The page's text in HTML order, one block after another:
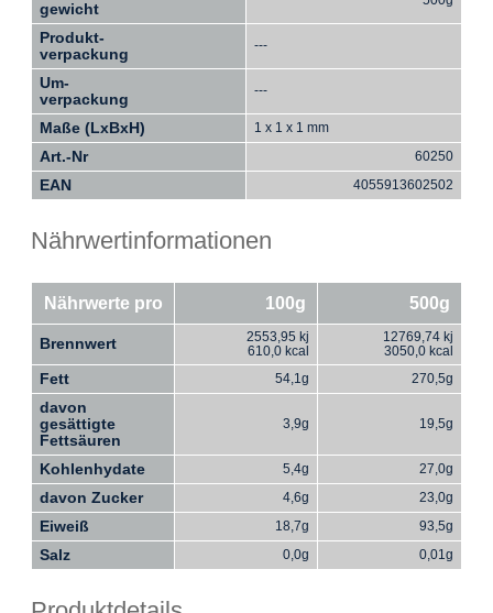
gewicht
Produkt-
verpackung
---
Um-
verpackung
---
Maße (LxBxH) 1 x 1 x 1 mm
Art.-Nr 60250
EAN 4055913602502
Nährwertinformationen
Nährwerte pro 100g 500g
Brennwert
2553,95 kj
610,0 kcal
12769,74 kj
3050,0 kcal
Fett 54,1g 270,5g
davon
gesättigte
Fettsäuren
3,9g 19,5g
Kohlenhydate 5,4g 27,0g
davon Zucker 4,6g 23,0g
Eiweiß 18,7g 93,5g
Salz 0,0g 0,01g